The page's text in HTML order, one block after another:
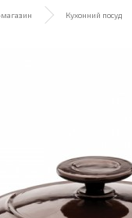
магазин Кухонний посуд